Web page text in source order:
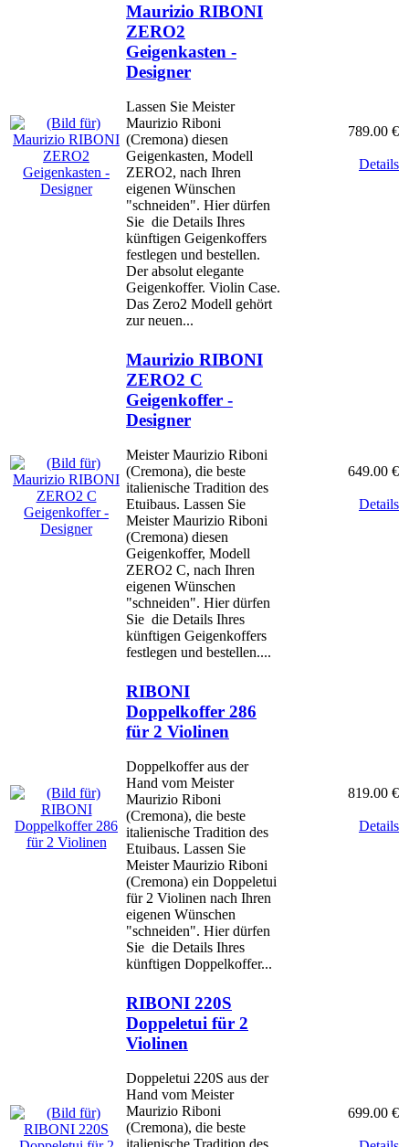
Maurizio RIBONI
ZERO2
Geigenkasten -
Designer
Lassen Sie Meister
Maurizio Riboni
(Cremona) diesen
Geigenkasten, Modell
ZERO2, nach Ihren
eigenen Wünschen
"schneiden". Hier dürfen
Sie die Details Ihres
künftigen Geigenkoffers
festlegen und bestellen.
Der absolut elegante
Geigenkoffer. Violin Case.
Das Zero2 Modell gehört
zur neuen...
789.00 €
Details
Maurizio RIBONI
ZERO2 C
Geigenkoffer -
Designer
Meister Maurizio Riboni
(Cremona), die beste
italienische Tradition des
Etuibaus. Lassen Sie
Meister Maurizio Riboni
(Cremona) diesen
Geigenkoffer, Modell
ZERO2 C, nach Ihren
eigenen Wünschen
"schneiden". Hier dürfen
Sie die Details Ihres
künftigen Geigenkoffers
festlegen und bestellen....
649.00 €
Details
RIBONI
Doppelkoffer 286
für 2 Violinen
Doppelkoffer aus der
Hand vom Meister
Maurizio Riboni
(Cremona), die beste
italienische Tradition des
Etuibaus. Lassen Sie
Meister Maurizio Riboni
(Cremona) ein Doppeletui
für 2 Violinen nach Ihren
eigenen Wünschen
"schneiden". Hier dürfen
Sie die Details Ihres
künftigen Doppelkoffer...
819.00 €
Details
RIBONI 220S
Doppeletui für 2
Violinen
Doppeletui 220S aus der
Hand vom Meister
Maurizio Riboni
(Cremona), die beste
699.00 €